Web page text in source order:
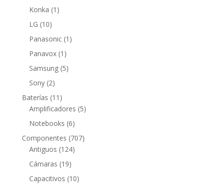
producto
Konka 1 1
LG 1010
productos
Panasonic 1 1
Panavox 1 1
producto
Samsung 55
Sony 22
productos
Baterías 11 11
productos
Amplificadores 55
Notebooks 66
productos
Componentes 707707
Antiguos 124124
Cámaras 1919
productos
Capacitivos 1010